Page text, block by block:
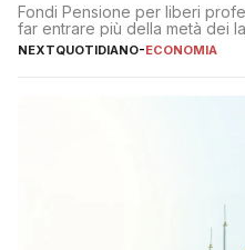
Fondi Pensione per liberi
far entrare più della metà dei
NEXTQUOTIDIANO-ECONOMIA